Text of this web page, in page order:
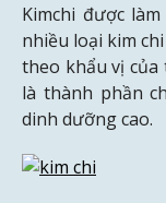
Kimchi được
nhiều loại kim
theo khẩu vị
là thành phần
dinh dưỡng cao.